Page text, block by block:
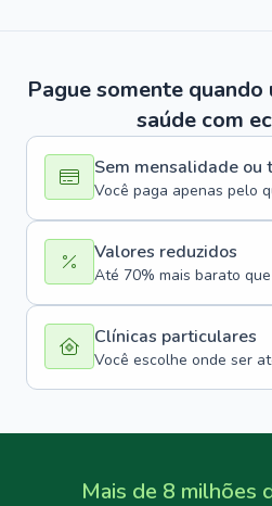
Pague somente quando
saúde com
Sem mensalidade ou
Você paga apenas pelo
Valores reduzidos
Até 70% mais barato
Clínicas particulares
Você escolhe onde ser
Mais de 8 milhões